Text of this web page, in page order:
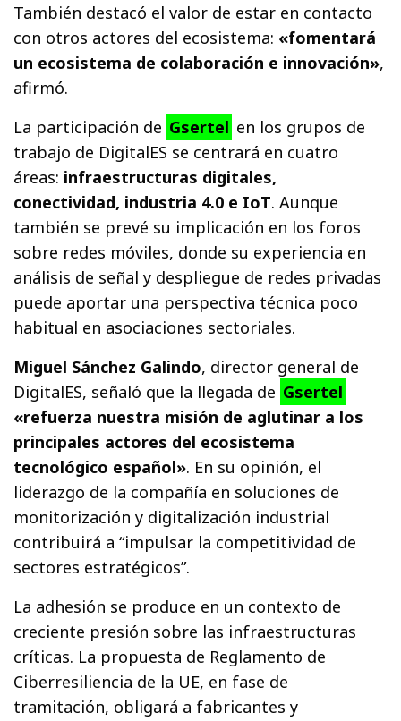
También destacó el valor de estar en contacto
con otros actores del ecosistema: «fomentará
un ecosistema de colaboración e innovación»,
afirmó.
La participación de Gsertel en los grupos de
trabajo de DigitalES se centrará en cuatro
áreas: infraestructuras digitales,
conectividad, industria 4.0 e IoT. Aunque
también se prevé su implicación en los foros
sobre redes móviles, donde su experiencia en
análisis de señal y despliegue de redes privadas
puede aportar una perspectiva técnica poco
habitual en asociaciones sectoriales.
Miguel Sánchez Galindo, director general de
DigitalES, señaló que la llegada de Gsertel
«refuerza nuestra misión de aglutinar a los
principales actores del ecosistema
tecnológico español». En su opinión, el
liderazgo de la compañía en soluciones de
monitorización y digitalización industrial
contribuirá a “impulsar la competitividad de
sectores estratégicos”.
La adhesión se produce en un contexto de
creciente presión sobre las infraestructuras
críticas. La propuesta de Reglamento de
Ciberresiliencia de la UE, en fase de
tramitación, obligará a fabricantes y